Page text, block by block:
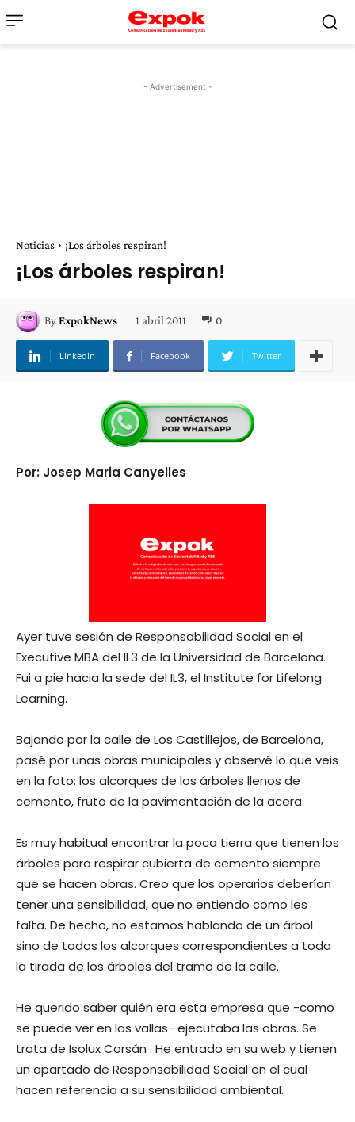
- Advertisement -
Noticias ¡Los árboles respiran!
¡Los árboles respiran!
ByExpokNews 1 abril 2011 0
Linkedin Facebook Twitter
Por: Josep Maria Canyelles
Ayer tuve sesión de Responsabilidad Social en el
Executive MBA del IL3 de la Universidad de Barcelona.
Fui a pie hacia la sede del IL3, el Institute for Lifelong
Learning.
Bajando por la calle de Los Castillejos, de Barcelona, ​​
pasé por unas obras municipales y observé lo que veis
en la foto: los alcorques de los árboles llenos de
cemento, fruto de la pavimentación de la acera.
Es muy habitual encontrar la poca tierra que tienen los
árboles para respirar cubierta de cemento siempre
que se hacen obras. Creo que los operarios deberían
tener una sensibilidad, que no entiendo como les
falta. De hecho, no estamos hablando de un árbol
sino de todos los alcorques correspondientes a toda
la tirada de los árboles del tramo de la calle.
He querido saber quién era esta empresa que -como
se puede ver en las vallas- ejecutaba las obras. Se
trata de Isolux Corsán . He entrado en su web y tienen
un apartado de Responsabilidad Social en el cual
hacen referencia a su sensibilidad ambiental.